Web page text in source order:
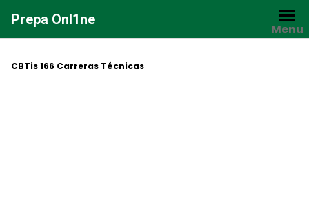
contenido
Prepa Onl1ne
Menu
CBTis 166 Carreras Técnicas